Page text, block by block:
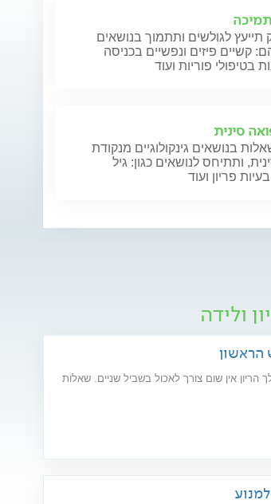
תייעץ לגולשים ותתמוך בנושאים
קשיים פיזים ונפשיים בכניסה
בטיפולי פוריות ועוד
סינית
בנושאים גינקולוגיים מנקודת
ותתיחס לנושאים כגון: גיל
פריון ועוד
ולידה
הראשון
אין שום צורך לאכול בשביל שניים. שאלות